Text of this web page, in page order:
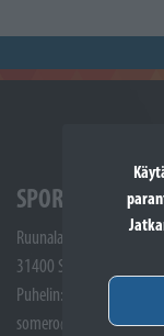
SPORTTIKONE
Ruunalantie 5
31400 Somero
Puhelin: (02) 748 9300
somero@sporttikone.fi